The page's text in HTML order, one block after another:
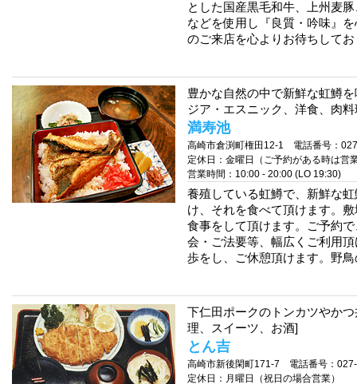
とした国産黒毛和牛、上州麦
などを使用し『良質・吟味』
のご来店を心よりお待ちして
豊かな自然の中で新鮮な虹鱒
ジア・エスニック、洋食、肉
満寿池
高崎市倉渕町権田12-1 電話番号：
定休日：金曜日（ご予約がある時は営
営業時間：10:00 - 20:00 (LO 19:30)
養殖している虹鱒で、新鮮な
け、それを食べて頂けます。
食事をして頂けます。ご予約
会・ご法要等、幅広くご利用
歩をし、ご休憩頂けます。野
下仁田ポークのトンカツやか
理、スイーツ、お酒]
とん吉
高崎市新後閑町171-7 電話番号：
定休日：月曜日（祝日の場合営業）